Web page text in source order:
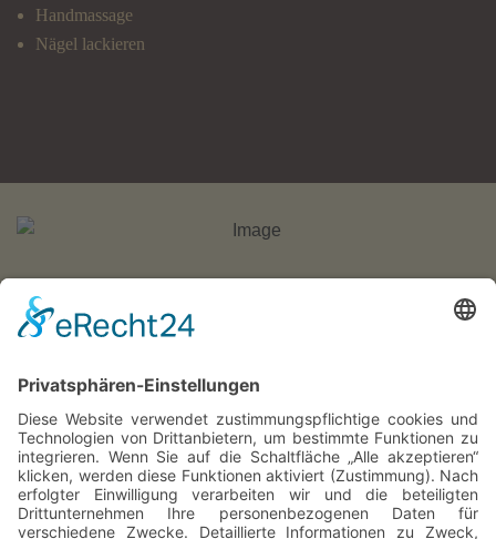
Handmassage
Nägel lackieren
Instagram WhatsApp
Cookie-Einstellungen